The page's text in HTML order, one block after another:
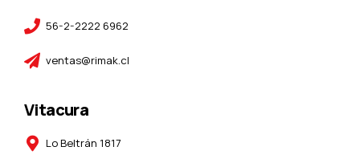
56-2-2222 6962
ventas@rimak.cl
Vitacura
Lo Beltrán 1817